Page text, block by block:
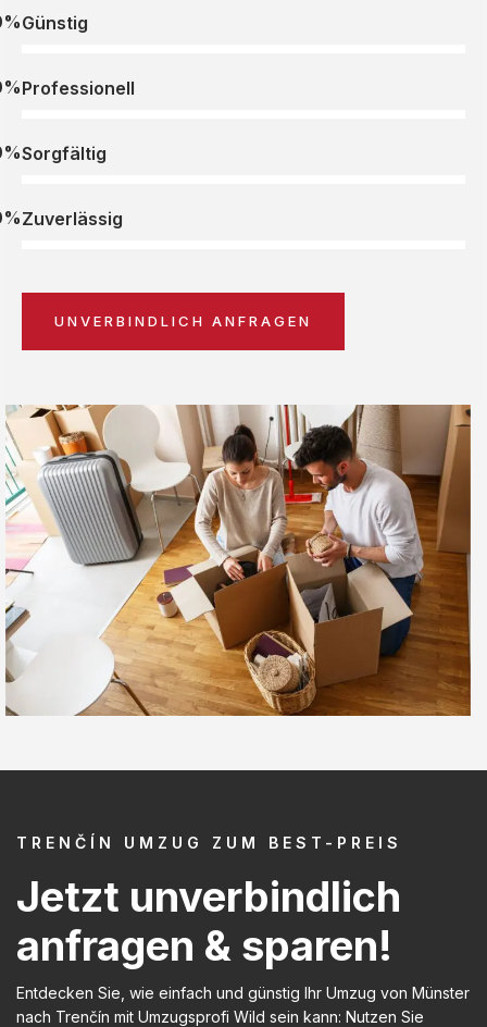
Günstig
Professionell
Sorgfältig
Zuverlässig
UNVERBINDLICH ANFRAGEN
TRENČÍN UMZUG ZUM BEST-PREIS
Jetzt unverbindlich
anfragen & sparen!
Entdecken Sie, wie einfach und günstig Ihr Umzug von Münster
nach Trenčín mit Umzugsprofi Wild sein kann: Nutzen Sie